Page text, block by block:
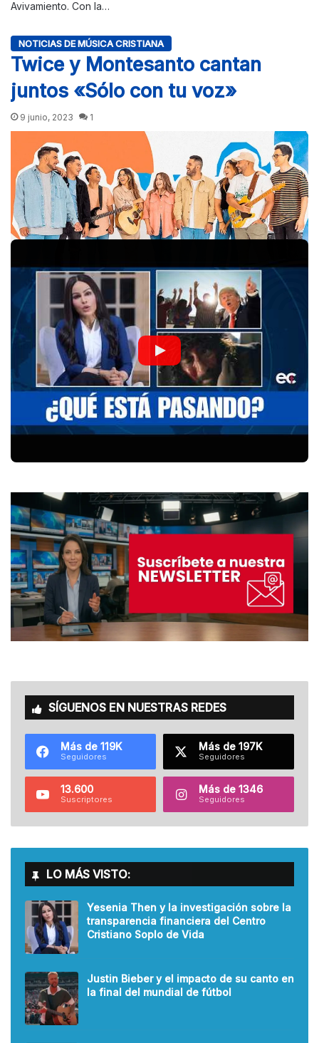
Avivamiento. Con la…
NOTICIAS DE MÚSICA CRISTIANA
Twice y Montesanto cantan
juntos «Sólo con tu voz»
9 junio, 2023 1
Twice, el grupo nominado al Dove Award y Premios Arpa,
publica su nuevo sencillo titulado “Sólo Con Tu Voz“ con…
SÍGUENOS EN NUESTRAS REDES
Más de 119K
Seguidores
Más de 197K
Seguidores
13.600
Suscriptores
Más de 1346
Seguidores
LO MÁS VISTO:
Yesenia Then y la investigación sobre la
transparencia financiera del Centro
Cristiano Soplo de Vida
Justin Bieber y el impacto de su canto en
la final del mundial de fútbol